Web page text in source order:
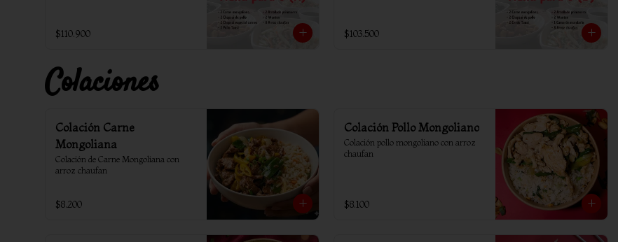
$110.900 $103.500
Colaciones
Colación Carne
Mongoliana
Colación de Carne Mongoliana con
arroz chaufan
$8.200
Colación Pollo Mongoliano
Colación pollo mongoliano con arroz
chaufan
$8.100